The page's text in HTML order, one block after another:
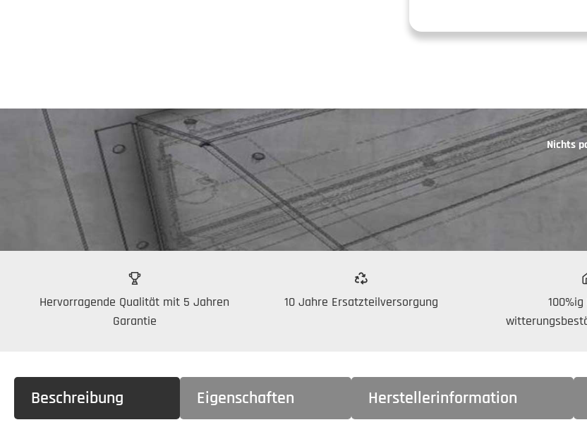
Nichts
Hervorragende Qualität mit 5 Jahren
Garantie
10 Jahre Ersatzteilversorgung
Beschreibung Eigenschaften Herstellerinformation